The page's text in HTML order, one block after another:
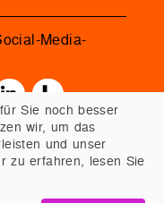
Media-
Sie noch besser
wir, um das
und unser
zu erfahren, lesen Sie